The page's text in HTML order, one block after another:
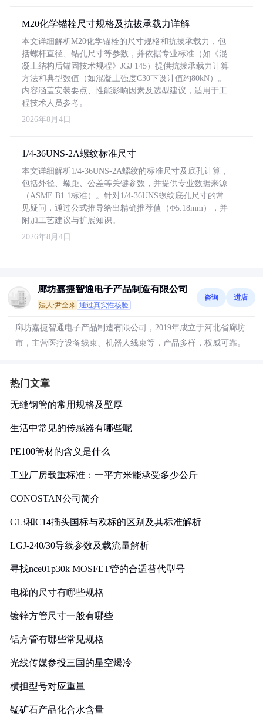
M20化学锚栓尺寸规格及抗拔承载力详解
本文详细解析M20化学锚栓的尺寸规格和抗拔承载力，包
括螺杆直径、钻孔尺寸等参数，并依据专业标准（如《混
凝土结构后锚固技术规程》JGJ 145）提供抗拔承载力计算
方法和典型数值（如混凝土强度C30下设计值约80kN）。
内容涵盖安装要点、性能影响因素及选型建议，适用于工
程技术人员参考。
2026年8月4日
1/4-36UNS-2A螺纹标准尺寸
本文详细解析1/4-36UNS-2A螺纹的标准尺寸及底孔计算，
包括外径、螺距、公差等关键参数，并提供专业数据来源
（ASME B1.1标准）。针对1/4-36UNS螺纹底孔尺寸的常
见疑问，通过公式推导给出精确推荐值（Φ5.18mm），并
附加工艺建议与扩展知识。
2026年8月4日
廊坊嘉捷智通电子产品制造有限公司
法人:尹全来 通过真实性核验
咨询 进店
廊坊嘉捷智通电子产品制造有限公司，2019年成立于河北省廊坊
市，主营医疗设备线束、机器人线束等，产品多样，权威可靠。
热门文章
无缝钢管的常用规格及壁厚
生活中常见的传感器有哪些呢
PE100管材的含义是什么
工业厂房载重标准：一平方米能承受多少公斤
CONOSTAN公司简介
C13和C14插头国标与欧标的区别及其标准解析
LGJ-240/30导线参数及载流量解析
寻找nce01p30k MOSFET管的合适替代型号
电梯的尺寸有哪些规格
镀锌方管尺寸一般有哪些
铝方管有哪些常见规格
光线传媒参投三国的星空爆冷
横担型号对应重量
锰矿石产品化合水含量